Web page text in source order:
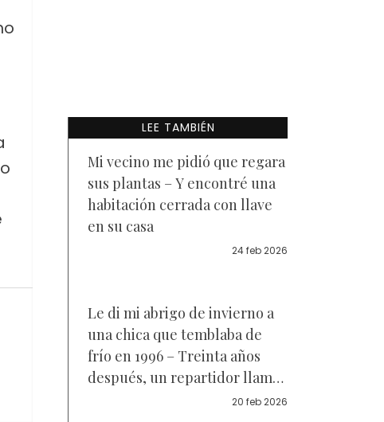
LEE TAMBIÉN
Mi vecino me pidió que regara
sus plantas – Y encontré una
habitación cerrada con llave
en su casa
24 feb 2026
Le di mi abrigo de invierno a
una chica que temblaba de
frío en 1996 – Treinta años
después, un repartidor llamó
a mi puerta sosteniéndolo20 feb 2026